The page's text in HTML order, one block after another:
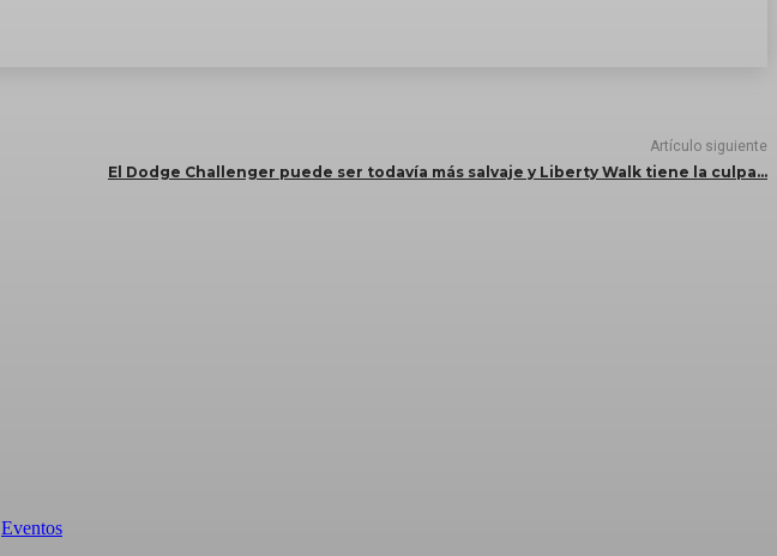
Artículo siguiente
El Dodge Challenger puede ser todavía más salvaje y Liberty Walk tiene la culpa…
Eventos